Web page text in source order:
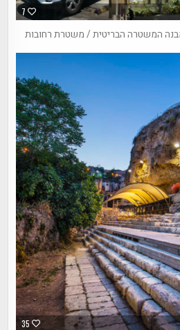
7
המשטרה הבריטית / משטרת רחובות
35